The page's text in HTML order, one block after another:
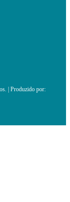
| Produzido por: